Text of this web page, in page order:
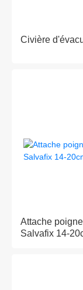
Civière
Attache
Salvafix 14-